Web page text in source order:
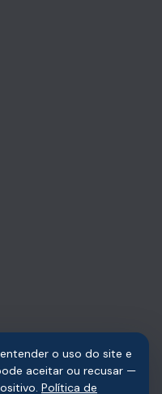
o uso do site e
aceitar ou recusar —
Política de